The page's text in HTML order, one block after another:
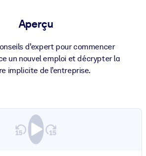
les résultats.
Aperçu
d’expert pour commencer
un nouvel emploi et décrypter la
implicite de l’entreprise.